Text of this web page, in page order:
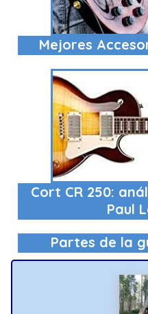
Mejores
Cort CR 250:
Paul
Partes de la